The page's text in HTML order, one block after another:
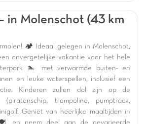
in Molenschot (43 km
🏕️ Ideaal gelegen in Molenschot,
onvergetelijke vakantie voor het hele
🏊 met verwarmde buiten- en
en leuke waterspellen, inclusief een
Kinderen zullen dol zijn op de
trampoline, pumptrack,
Geniet van heerlijke maaltijden in
en neem deel aan de gevarieerde